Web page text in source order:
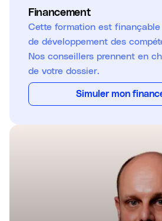
Financement
Cette formation est finançable
de développement des
Nos conseillers prennent en
de votre dossier.
Simuler mon